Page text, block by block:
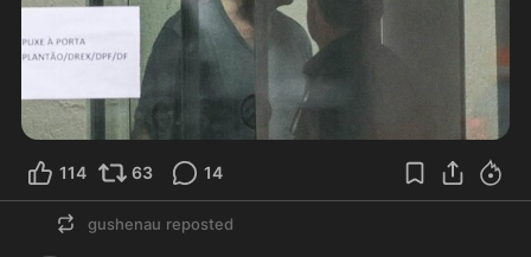
114 63 14
gushenau reposted